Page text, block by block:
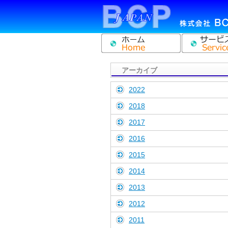
アーカイブ
2022
2018
2017
2016
2015
2014
2013
2012
2011